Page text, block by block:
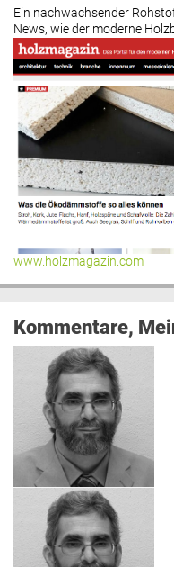
Ein nachwachsender
News, wie der moderne
www.holzmagazin.com
Kommentare,